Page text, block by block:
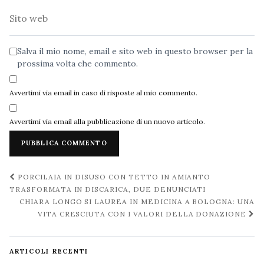
Salva il mio nome, email e sito web in questo browser per la
prossima volta che commento.
Avvertimi via email in caso di risposte al mio commento.
Avvertimi via email alla pubblicazione di un nuovo articolo.
Navigazione
post
PORCILAIA IN DISUSO CON TETTO IN AMIANTO
TRASFORMATA IN DISCARICA, DUE DENUNCIATI
CHIARA LONGO SI LAUREA IN MEDICINA A BOLOGNA: UNA
VITA CRESCIUTA CON I VALORI DELLA DONAZIONE
ARTICOLI RECENTI